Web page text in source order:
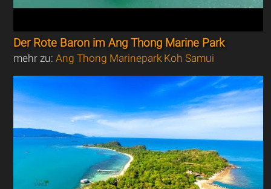
Der Rote Baron im Ang Thong Marine Park
mehr zu:Ang Thong Marinepark Koh Samui